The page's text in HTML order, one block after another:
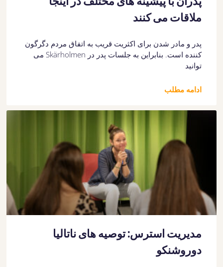
ملاقات می کنند
پدر و مادر شدن برای اکثریت قریب به اتفاق مردم دگرگون
کننده است. بنابراین به جلسات پدر در Skärholmen می
توانید
ادامه مطلب
مدیریت استرس: توصیه های ناتالیا
دوروشنکو